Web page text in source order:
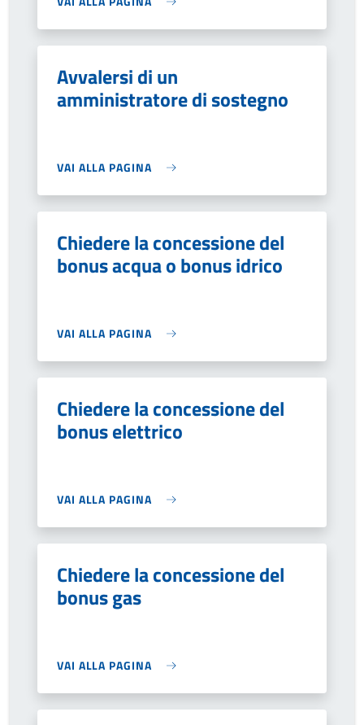
Avvalersi di un
amministratore di sostegno
VAI ALLA PAGINA
Chiedere la concessione del
bonus acqua o bonus idrico
VAI ALLA PAGINA
Chiedere la concessione del
bonus elettrico
VAI ALLA PAGINA
Chiedere la concessione del
bonus gas
VAI ALLA PAGINA